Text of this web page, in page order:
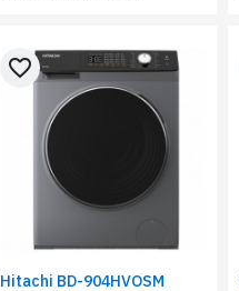
Hitachi BD-904HVOSM
favorite_border